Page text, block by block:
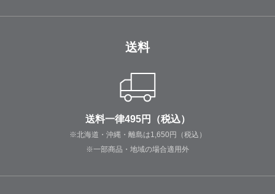
送料
送料一律495円（税込）
※北海道・沖縄・離島は1,650円（税込）
※一部商品・地域の場合適用外